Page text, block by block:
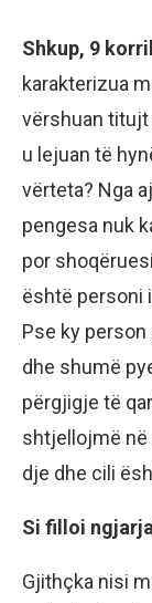
Shkup, 9
karakterizua
vërshuan titujt
u lejuan të
vërteta? Nga
pengesa nuk
por
është personi
Pse ky
dhe shumë
përgjigje të
shtjellojmë në
dje dhe cili
Si filloi
Gjithçka nisi